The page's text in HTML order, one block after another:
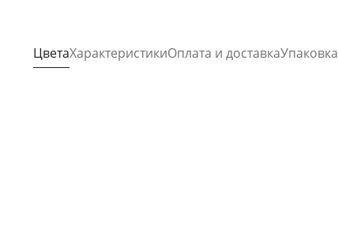
ЦветаХарактеристикиОплата и доставкаУпаковка